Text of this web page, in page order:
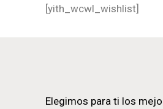
[yith_wcwl_wishlist]
Elegimos para ti los